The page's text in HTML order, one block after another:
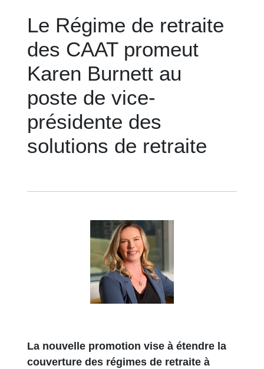
Le Régime de retraite
des CAAT promeut
Karen Burnett au
poste de vice-
présidente des
solutions de retraite
La nouvelle promotion vise à étendre la
couverture des régimes de retraite à